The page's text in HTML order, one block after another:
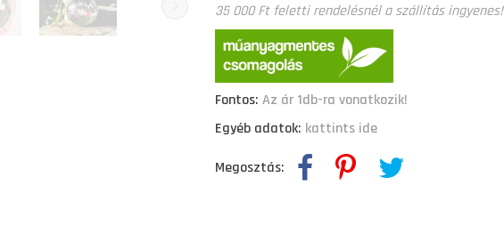
35 000 Ft feletti rendelésnél a szállítás ingyenes!
Fontos: Az ár 1db-ra vonatkozik!
Egyéb adatok: kattints ide
Megosztás: